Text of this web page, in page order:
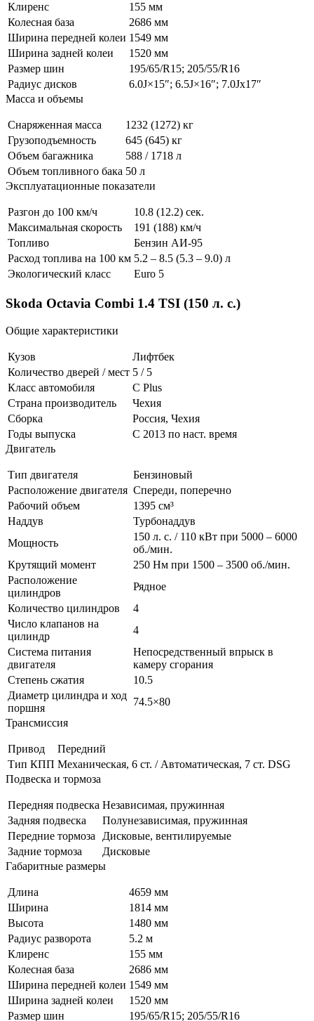
Клиренс
155 мм
Колесная база
2686 мм
Ширина передней колеи 1549 мм
Ширина задней колеи
1520 мм
Размер шин
195/65/R15; 205/55/R16
Радиус дисков
6.0J×15″; 6.5J×16″; 7.0Jx17″
Масса и объемы
Снаряженная масса
1232 (1272) кг
Грузоподъемность
645 (645) кг
Объем багажника
588 / 1718 л
Объем топливного бака 50 л
Эксплуатационные показатели
Разгон до 100 км/ч
10.8 (12.2) сек.
Максимальная скорость
191 (188) км/ч
Топливо
Бензин АИ-95
Расход топлива на 100 км 5.2 – 8.5 (5.3 – 9.0) л
Экологический класс
Euro 5
Skoda Octavia Combi 1.4 TSI (150 л. с.)
Общие характеристики
Кузов
Лифтбек
Количество дверей / мест 5 / 5
Класс автомобиля
С Plus
Страна производитель
Чехия
Сборка
Россия, Чехия
Годы выпуска
С 2013 по наст. время
Двигатель
Тип двигателя
Бензиновый
Расположение двигателя Спереди, поперечно
Рабочий объем
1395 см³
Наддув
Турбонаддув
Мощность
150 л. с. / 110 кВт при 5000 – 6000
об./мин.
Крутящий момент
250 Нм при 1500 – 3500 об./мин.
Расположение
цилиндров
Рядное
Количество цилиндров
4
Число клапанов на
цилиндр
4
Система питания
двигателя
Непосредственный впрыск в
камеру сгорания
Степень сжатия
10.5
Диаметр цилиндра и ход
поршня
74.5×80
Трансмиссия
Привод
Передний
Тип КПП Механическая, 6 ст. / Автоматическая, 7 ст. DSG
Подвеска и тормоза
Передняя подвеска Независимая, пружинная
Задняя подвеска
Полунезависимая, пружинная
Передние тормоза
Дисковые, вентилируемые
Задние тормоза
Дисковые
Габаритные размеры
Длина
4659 мм
Ширина
1814 мм
Высота
1480 мм
Радиус разворота
5.2 м
Клиренс
155 мм
Колесная база
2686 мм
Ширина передней колеи 1549 мм
Ширина задней колеи
1520 мм
Размер шин
195/65/R15; 205/55/R16